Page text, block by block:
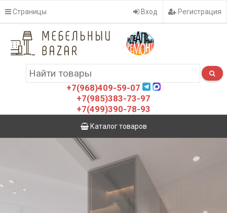
Страницы Вход Регистрация
+7(968)409-59-07
+7(985)383-73-97
+7(499)390-78-93
Каталог товаров